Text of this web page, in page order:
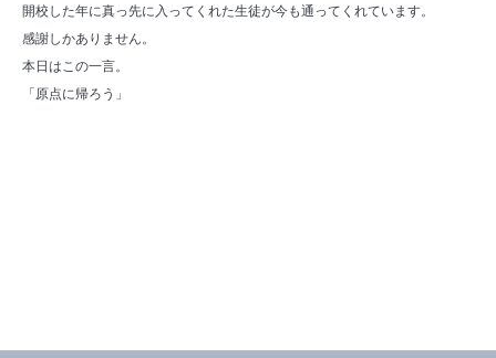
開校した年に真っ先に入ってくれた生徒が今も通ってくれています。
感謝しかありません。
本日はこの一言。
「原点に帰ろう」